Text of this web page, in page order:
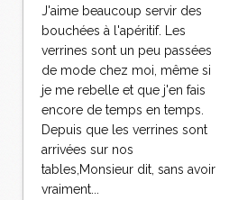
J'aime beaucoup servir des
bouchées à l'apéritif. Les
verrines sont un peu passées
de mode chez moi, même si
je me rebelle et que j'en fais
encore de temps en temps.
Depuis que les verrines sont
arrivées sur nos
tables,Monsieur dit, sans avoir
vraiment...